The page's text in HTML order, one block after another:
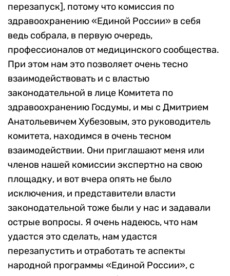
перезапуск], потому что комиссия по
здравоохранению «Единой России» в себя
ведь собрала, в первую очередь,
профессионалов от медицинского сообщества.
При этом нам это позволяет очень тесно
взаимодействовать и с властью
законодательной в лице Комитета по
здравоохранению Госдумы, и мы с Дмитрием
Анатольевичем Хубезовым, это руководитель
комитета, находимся в очень тесном
взаимодействии. Они приглашают меня или
членов нашей комиссии экспертно на свою
площадку, и вот вчера опять не было
исключения, и представители власти
законодательной тоже были у нас и задавали
острые вопросы. Я очень надеюсь, что нам
удастся это сделать, нам удастся
перезапустить и отработать те аспекты
народной программы «Единой России», с